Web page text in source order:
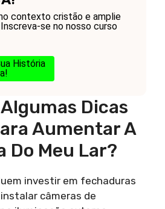
contexto cristão e amplie
se no nosso curso
História
Dicas
Aumentar A
Do Meu Lar?
investir em fechaduras
câmeras de